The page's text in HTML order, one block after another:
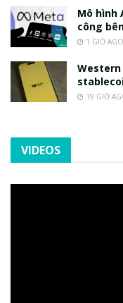
Mô hình
công
1 GIỜ AGO
19 GIỜ
VIDEOS